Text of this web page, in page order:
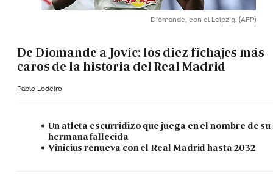
Diomande, con el Leipzig. (AFP)
De Diomande a Jovic: los diez fichajes más
caros de la historia del Real Madrid
Pablo Lodeiro
Un atleta escurridizo que juega en el nombre de su
hermana fallecida
Vinicius renueva con el Real Madrid hasta 2032